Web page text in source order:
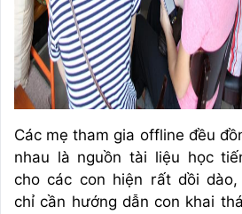
Các mẹ tham gia offline đều
nhau là nguồn tài liệu học
cho các con hiện rất dồi
chỉ cần hướng dẫn con khai